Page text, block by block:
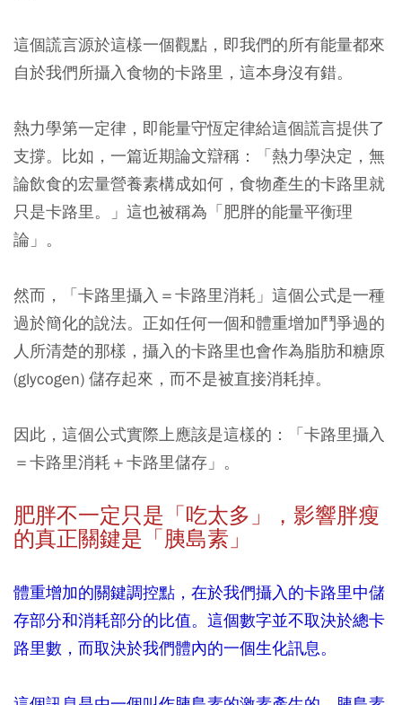
這個謊言源於這樣一個觀點，即我們的所有能量都來
自於我們所攝入食物的卡路里，這本身沒有錯。
熱力學第一定律，即能量守恆定律給這個謊言提供了
支撐。比如，一篇近期論文辯稱：「熱力學決定，無
論飲食的宏量營養素構成如何，食物產生的卡路里就
只是卡路里。」這也被稱為「肥胖的能量平衡理
論」。
然而，「卡路里攝入＝卡路里消耗」這個公式是一種
過於簡化的說法。正如任何一個和體重增加鬥爭過的
人所清楚的那樣，攝入的卡路里也會作為脂肪和糖原
(glycogen) 儲存起來，而不是被直接消耗掉。
因此，這個公式實際上應該是這樣的：「卡路里攝入
＝卡路里消耗＋卡路里儲存」。
肥胖不一定只是「吃太多」，影響胖瘦
的真正關鍵是「胰島素」
體重增加的關鍵調控點，在於我們攝入的卡路里中儲
存部分和消耗部分的比值。這個數字並不取決於總卡
路里數，而取決於我們體內的一個生化訊息。